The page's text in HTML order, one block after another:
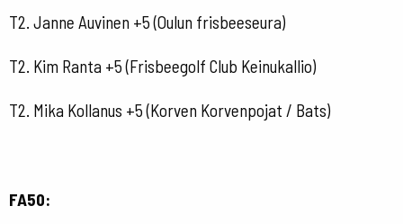
T2. Janne Auvinen +5 (Oulun frisbeeseura)
T2. Kim Ranta +5 (Frisbeegolf Club Keinukallio)
T2. Mika Kollanus +5 (Korven Korvenpojat / Bats)
FA50: